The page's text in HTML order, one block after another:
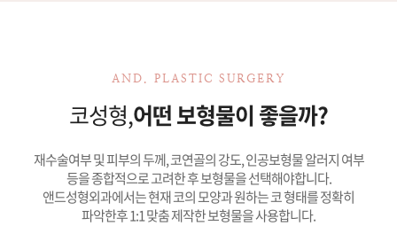
AND. PLASTIC SURGERY
코성형,어떤 보형물이 좋을까?
재수술여부 및 피부의 두께, 코연골의 강도, 인공보형물 알러지 여부
등을 종합적으로 고려한 후 보형물을 선택해야합니다.
앤드성형외과에서는 현재 코의 모양과 원하는 코 형태를 정확히
파악한후 1:1 맞춤 제작한 보형물을 사용합니다.